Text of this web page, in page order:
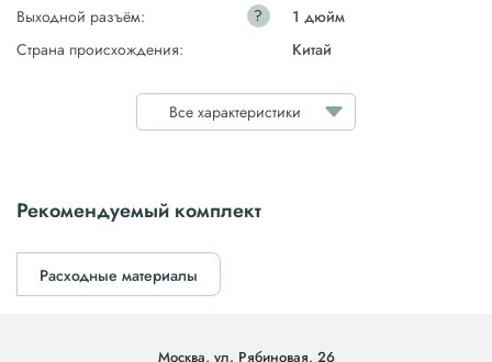
Выходной разъём:
?
1 дюйм
Страна происхождения:
Китай
Все характеристики
Рекомендуемый комплект
Расходные материалы
Москва, ул. Рябиновая, 26